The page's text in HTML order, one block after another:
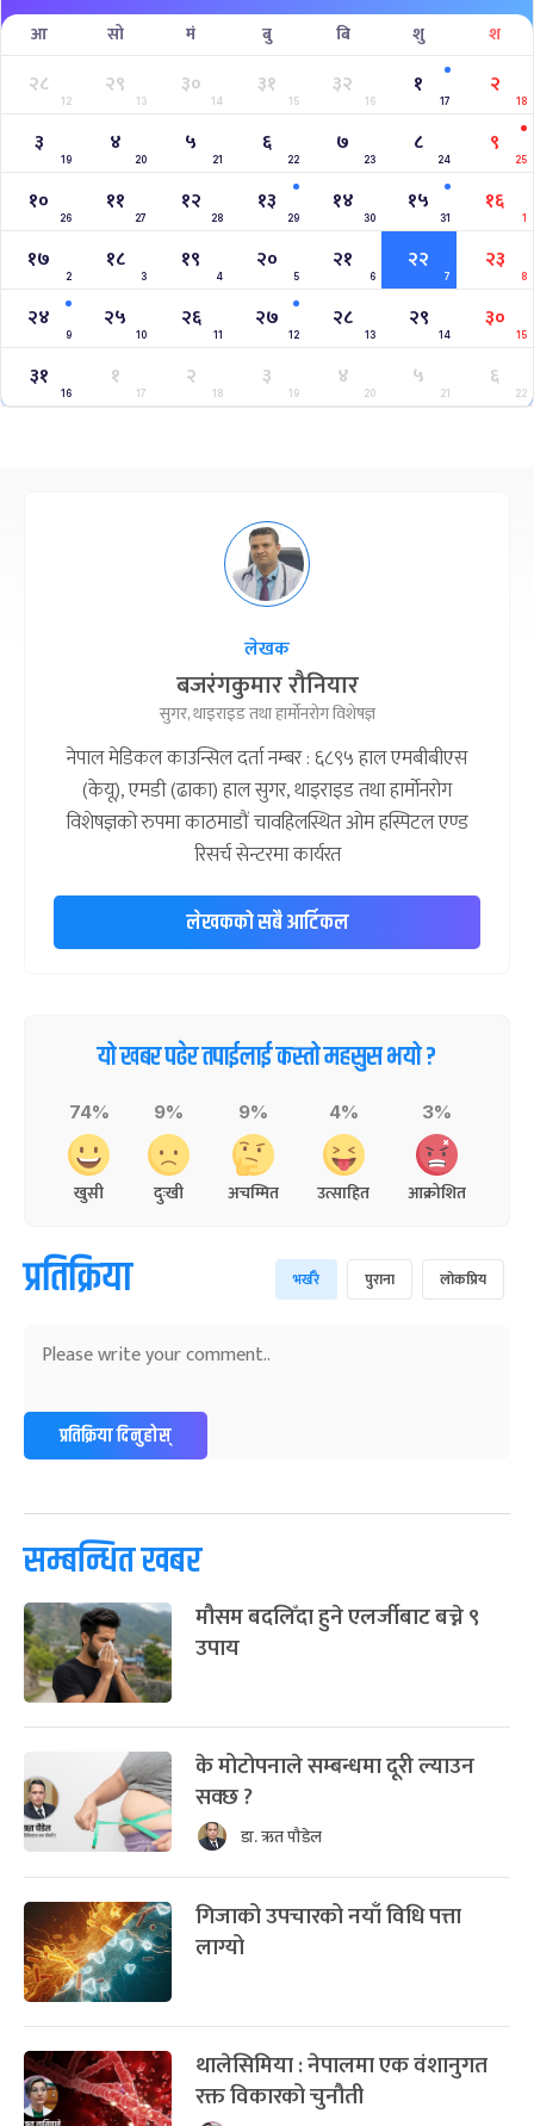
आ सो मं बु बि शु श
२८
12
२९
13
३०
14
३१
15
३२
16
१
17
२
18
३
19
४
20
५
21
६
22
७
23
८
24
९
25
१०
26
११
27
१२
28
१३
29
१४
30
१५
31
१६
1
१७
2
१८
3
१९
4
२०
5
२१
6
२२
7
२३
8
२४
9
२५
10
२६
11
२७
12
२८
13
२९
14
३०
15
३१
16
१
17
२
18
३
19
४
20
५
21
६
22
लेखक
बजरंगकुमार रौनियार
सुगर, थाइराइड तथा हार्मोनरोग विशेषज्ञ
नेपाल मेडिकल काउन्सिल दर्ता नम्बर : ६८९५ हाल एमबीबीएस
(केयू), एमडी (ढाका) हाल सुगर, थाइराइड तथा हार्मोनरोग
विशेषज्ञको रुपमा काठमाडौं चावहिलस्थित ओम हस्पिटल एण्ड
रिसर्च सेन्टरमा कार्यरत
लेखकको सबै आर्टिकल
यो खबर पढेर तपाईलाई कस्तो महसुस भयो ?
74%
खुसी
9%
दुःखी
9%
अचम्मित
4%
उत्साहित
3%
आक्रोशित
प्रतिक्रिया भर्खरै पुराना लोकप्रिय
प्रतिक्रिया दिनुहोस्
सम्बन्धित खबर
मौसम बदलिँदा हुने एलर्जीबाट बच्ने ९
उपाय
के मोटोपनाले सम्बन्धमा दूरी ल्याउन
सक्छ ?
डा. ऋत पौडेल
गिजाको उपचारको नयाँ विधि पत्ता
लाग्यो
थालेसिमिया : नेपालमा एक वंशानुगत
रक्त विकारको चुनौती